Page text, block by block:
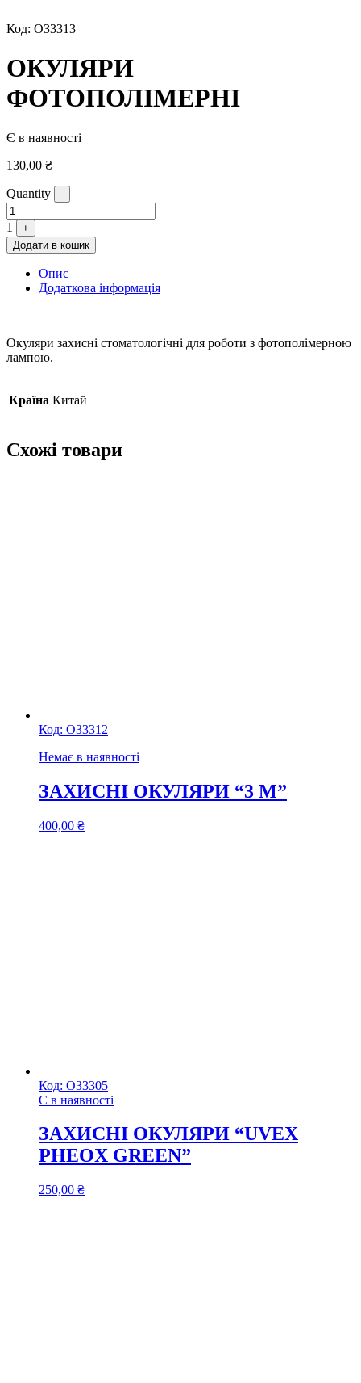
Код: ОЗ3313
ОКУЛЯРИ
ФОТОПОЛІМЕРНІ
Є в наявності
130,00 ₴
Quantity -
1
+
Додати в кошик
Опис
Додаткова інформація
Окуляри захисні стоматологічні для роботи з фотополімерною
лампою.
Країна Китай
Схожі товари
Код: ОЗ3312
Немає в наявності
ЗАХИСНІ ОКУЛЯРИ “3 М”
400,00 ₴
Код: ОЗ3305
Є в наявності
ЗАХИСНІ ОКУЛЯРИ “UVEX
PHEOX GREEN”
250,00 ₴